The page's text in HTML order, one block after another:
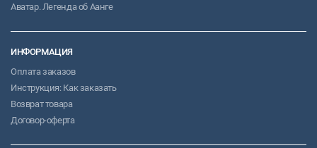
Аватар. Легенда об Аанге
ИНФОРМАЦИЯ
Оплата заказов
Инструкция: Как заказать
Возврат товара
Договор-оферта